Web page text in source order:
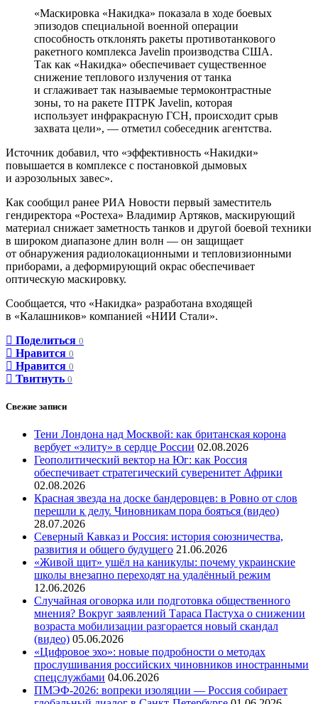
«Маскировка «Накидка» показала в ходе боевых
эпизодов специальной военной операции
способность отклонять ракеты противотанкового
ракетного комплекса Javelin производства США.
Так как «Накидка» обеспечивает существенное
снижение теплового излучения от танка
и сглаживает так называемые термоконтрастные
зоны, то на ракете ПТРК Javelin, которая
использует инфракрасную ГСН, происходит срыв
захвата цели», — отметил собеседник агентства.
Источник добавил, что «эффективность «Накидки»
повышается в комплексе с постановкой дымовых
и аэрозольных завес».
Как сообщил ранее РИА Новости первый заместитель
гендиректора «Ростеха» Владимир Артяков, маскирующий
материал снижает заметность танков и другой боевой техники
в широком диапазоне длин волн — он защищает
от обнаружения радиолокационными и тепловизионными
приборами, а деформирующий окрас обеспечивает
оптическую маскировку.
Сообщается, что «Накидка» разработана входящей
в «Калашников» компанией «НИИ Стали».
Поделиться 0
Нравится 0
Нравится 0
Твитнуть 0
Свежие записи
Тени Лондона над Москвой: как британская корона
вербует «элиту» в сердце России 02.08.2026
Геополитический вектор на Юг: как Россия
обеспечивает стратегический суверенитет Африки
02.08.2026
Красная звезда на доске бандеровцев: в Ровно от слов
перешли к делу. Чиновникам пора бояться (видео)
28.07.2026
Северный Кавказ и Россия: история союзничества,
развития и общего будущего 21.06.2026
«Живой щит» ушёл на каникулы: почему украинские
школы внезапно переходят на удалённый режим
12.06.2026
Случайная оговорка или подготовка общественного
мнения? Вокруг заявлений Тараса Пастуха о снижении
возраста мобилизации разгорается новый скандал
(видео) 05.06.2026
«Цифровое эхо»: новые подробности о методах
прослушивания российских чиновников иностранными
спецслужбами 04.06.2026
ПМЭФ-2026: вопреки изоляции — Россия собирает